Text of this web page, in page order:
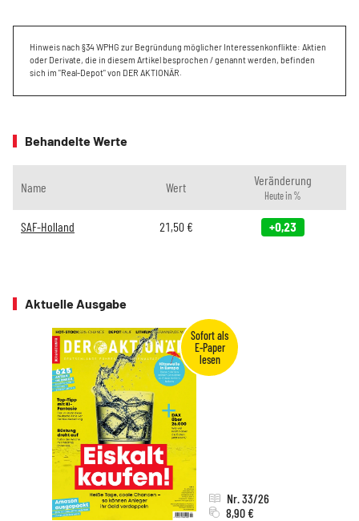
Hinweis nach §34 WPHG zur Begründung möglicher Interessenkonflikte: Aktien
oder Derivate, die in diesem Artikel besprochen / genannt werden, befinden
sich im "Real-Depot" von DER AKTIONÄR.
Behandelte Werte
Name Wert Veränderung
Heute in %
SAF-Holland 21,50€ +0,23
Aktuelle Ausgabe
Nr. 33/26
8,90 €